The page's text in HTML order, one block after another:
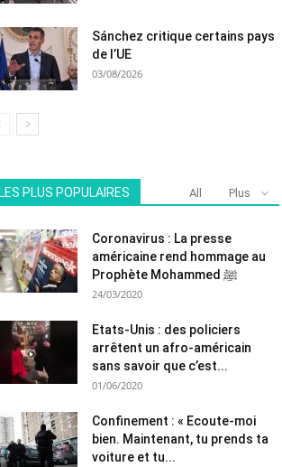
Sánchez critique certains pays
de l’UE
03/08/2026
LES PLUS POPULAIRES All Plus
Coronavirus : La presse
américaine rend hommage au
Prophète Mohammed ﷺ
24/03/2020
Etats-Unis : des policiers
arrêtent un afro-américain
sans savoir que c’est...
01/06/2020
Confinement : « Ecoute-moi
bien. Maintenant, tu prends ta
voiture et tu...